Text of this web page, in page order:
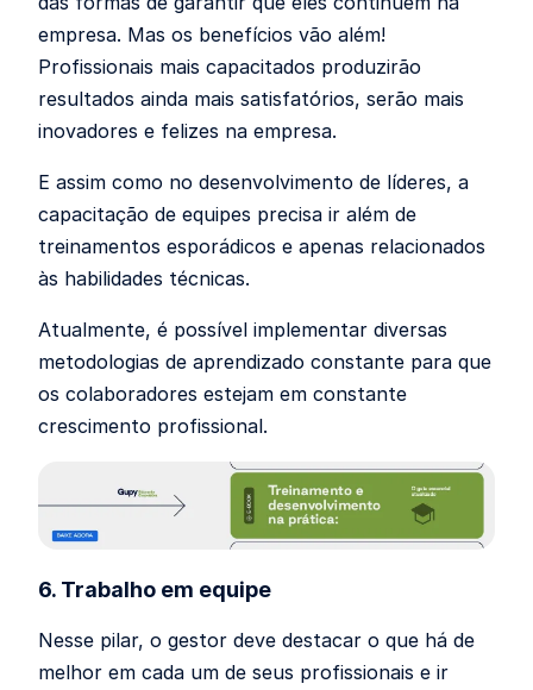
empresa. Mas os benefícios vão além!
Profissionais mais capacitados produzirão
resultados ainda mais satisfatórios, serão mais
inovadores e felizes na empresa.
E assim como no desenvolvimento de líderes, a
capacitação de equipes precisa ir além de
treinamentos esporádicos e apenas relacionados
às habilidades técnicas.
Atualmente, é possível implementar diversas
metodologias de aprendizado constante para que
os colaboradores estejam em constante
crescimento profissional.
6. Trabalho em equipe
Nesse pilar, o gestor deve destacar o que há de
melhor em cada um de seus profissionais e ir